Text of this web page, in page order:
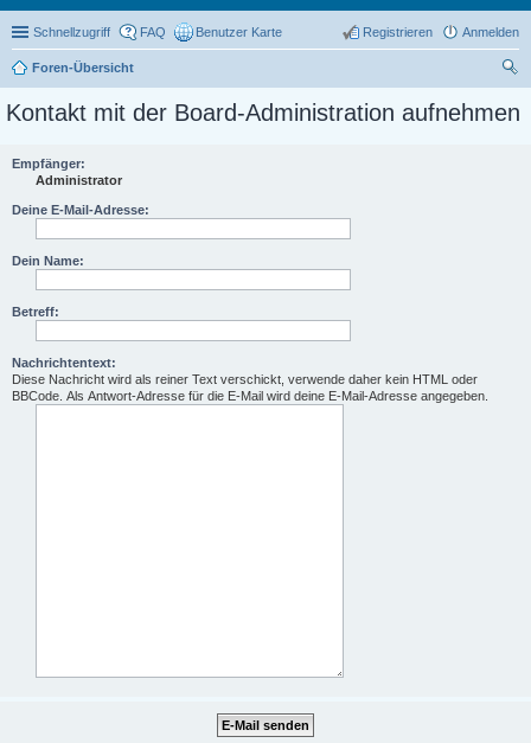
Schnellzugriff FAQ Benutzer Karte Anmelden
Registrieren
Foren-Übersicht
he
Kontakt mit der Board-Administration aufnehmen
Empfänger:
Administrator
Deine E-Mail-Adresse:
Dein Name:
Betreff:
Nachrichtentext:
Diese Nachricht wird als reiner Text verschickt, verwende daher kein HTML oder
BBCode. Als Antwort-Adresse für die E-Mail wird deine E-Mail-Adresse angegeben.